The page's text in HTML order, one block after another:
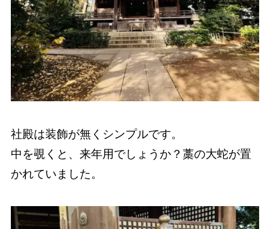
社殿は装飾が無くシンプルです。
中を覗くと、来年用でしょうか？藁の大蛇が置
かれていました。